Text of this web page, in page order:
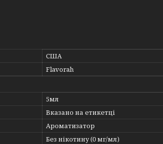
США
Flavorah
5мл
Вказано на етикетці
Ароматизатор
Без нікотину (0 мг/мл)